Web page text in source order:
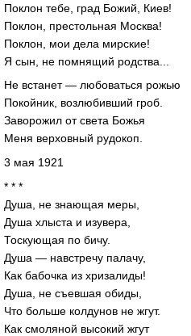
Поклон тебе, град Божий, Киев!
Поклон, престольная Москва!
Поклон, мои дела мирские!
Я сын, не помнящий родства...
Не встанет — любоваться рожью
Покойник, возлюбивший гроб.
Заворожил от света Божья
Меня верховный рудокоп.
3 мая 1921
* * *
Душа, не знающая меры,
Душа хлыста и изувера,
Тоскующая по бичу.
Душа — навстречу палачу,
Как бабочка из хризалиды!
Душа, не съевшая обиды,
Что больше колдунов не жгут.
Как смоляной высокий жгут